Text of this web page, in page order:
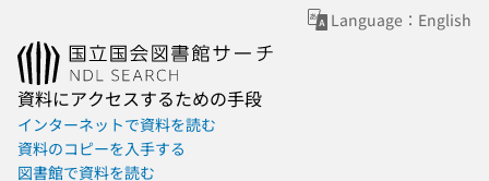
Language：English
資料にアクセスするための手段
インターネットで資料を読む
資料のコピーを入手する
図書館で資料を読む